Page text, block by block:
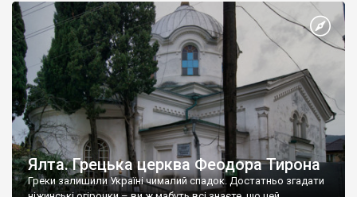
Ялта. Грецька церква Феодора Тирона
Греки залишили Україні чималий спадок. Достатньо згадати